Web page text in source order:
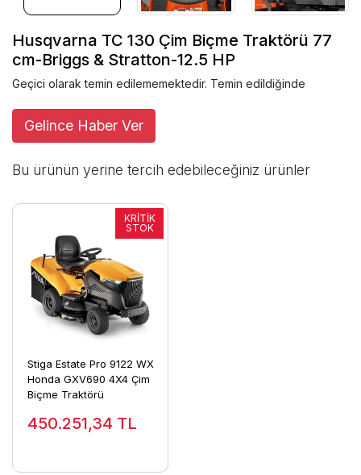
Husqvarna TC 130 Çim Biçme Traktörü 77
cm-Briggs & Stratton-12.5 HP
Geçici olarak temin edilememektedir. Temin edildiğinde
Gelince Haber Ver
Bu ürünün yerine tercih edebileceğiniz ürünler
Stiga Estate Pro 9122 WX
Honda GXV690 4X4 Çim
Biçme Traktörü
450.251,34 TL